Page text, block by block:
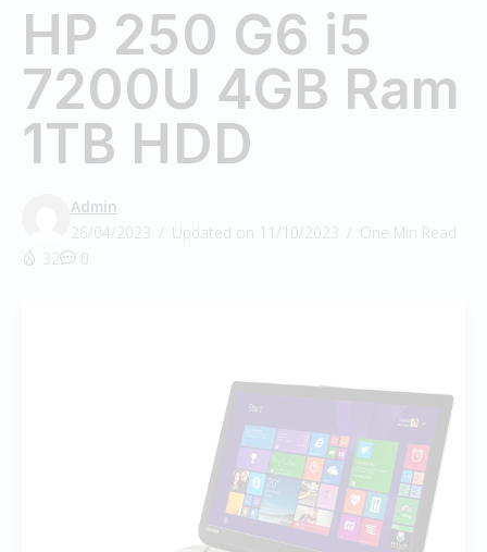
HP 250 G6 i5
7200U 4GB Ram
1TB HDD
Admin
26/04/2023
Updated on 11/10/2023
One Min Read
32
0